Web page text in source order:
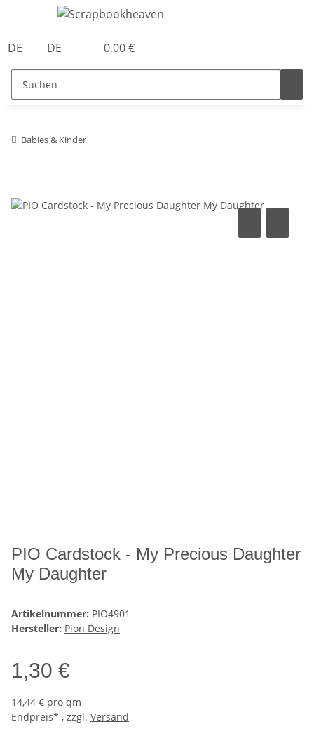
DE DE 0,00 €
Babies & Kinder
PIO Cardstock - My Precious Daughter
My Daughter
Artikelnummer: PIO4901
Hersteller: Pion Design
1,30 €
14,44 € pro qm
Endpreis* , zzgl. Versand